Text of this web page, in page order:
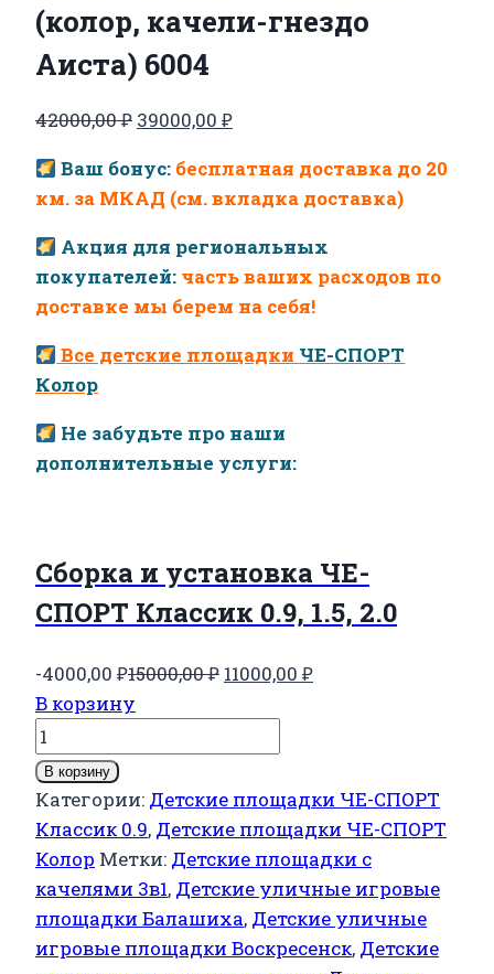
(колор, качели-гнездо
Аиста) 6004
42000,00₽ Первоначальная
составляла
42000,00 ₽.
39000,00 ₽Текущая
39000,00 ₽.
Ваш бонус: бесплатная доставка до 20
км. за МКАД (см. вкладка доставка)
Акция для региональных
покупателей: часть ваших расходов по
доставке мы берем на себя!
Все детские площадки ЧЕ-СПОРТ
Колор
Не забудьте про наши
дополнительные услуги:
Сборка и установка ЧЕ-
СПОРТ Классик 0.9, 1.5, 2.0
-4000,00 ₽15000,00₽ Первоначальная
15000,00 ₽.
11000,00 ₽Текущая
В корзину
Количество
товара
Детская
площадка
для
дачи
ЧЕ-
СПОРТ
В корзину
Категории: Детские площадки ЧЕ-СПОРТ
Классик 0.9, Детские площадки ЧЕ-СПОРТ
Колор Метки: Детские площадки с
качелями 3в1, Детские уличные игровые
площадки Балашиха, Детские уличные
игровые площадки Воскресенск, Детские